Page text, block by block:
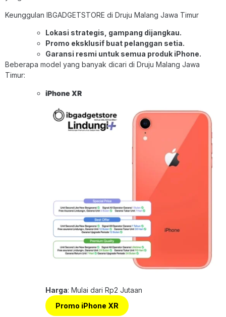
Keunggulan IBGADGETSTORE di Druju Malang Jawa Timur
Lokasi strategis, gampang dijangkau.
Promo eksklusif buat pelanggan setia.
Garansi resmi untuk semua produk iPhone.
Beberapa model yang banyak dicari di Druju Malang Jawa
Timur:
iPhone XR
Harga: Mulai dari Rp2 Jutaan
Promo iPhone XR